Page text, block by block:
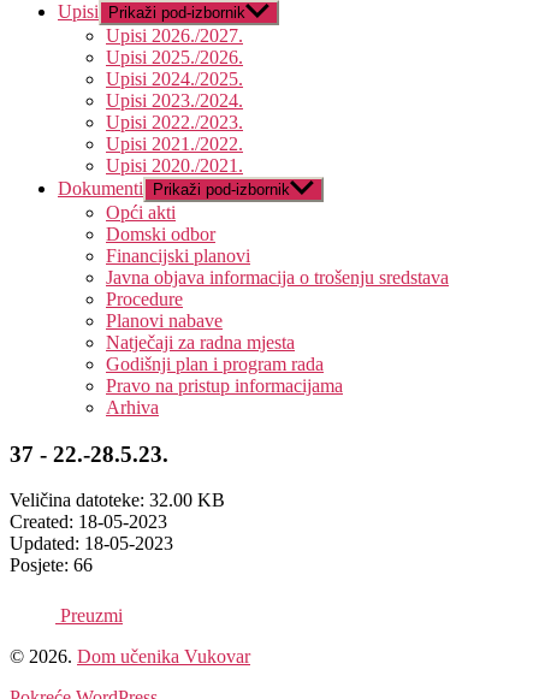
Upisi
Prikaži pod-izbornik
Upisi 2026./2027.
Upisi 2025./2026.
Upisi 2024./2025.
Upisi 2023./2024.
Upisi 2022./2023.
Upisi 2021./2022.
Upisi 2020./2021.
Dokumenti
Prikaži pod-izbornik
Opći akti
Domski odbor
Financijski planovi
Javna objava informacija o trošenju sredstava
Procedure
Planovi nabave
Natječaji za radna mjesta
Godišnji plan i program rada
Pravo na pristup informacijama
Arhiva
37 - 22.-28.5.23.
Veličina datoteke: 32.00 KB
Created: 18-05-2023
Updated: 18-05-2023
Posjete: 66
Preuzmi
© 2026. Dom učenika Vukovar